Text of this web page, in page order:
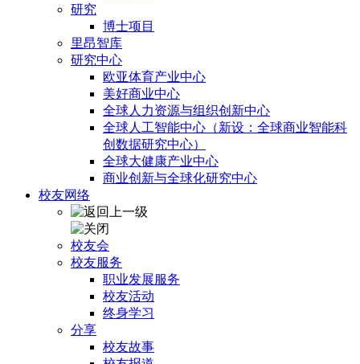
研究
博士项目
里昂智库
研究中心
欧亚体育产业中心
美好商业中心
全球人力资源与组织创新中心
全球人工智能中心（新设：全球商业智能科
创数据研究中心）
全球大健康产业中心
商业创新与全球化研究中心
校友网络
校友会
校友服务
职业发展服务
校友活动
终身学习
分享
校友故事